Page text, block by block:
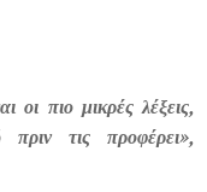
οι πιο μικρές λέξεις,
πριν τις προφέρει»,